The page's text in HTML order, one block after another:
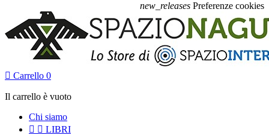
new_releases Preferenze cookies
 Carrello 0
Il carrello è vuoto
Chi siamo
  LIBRI